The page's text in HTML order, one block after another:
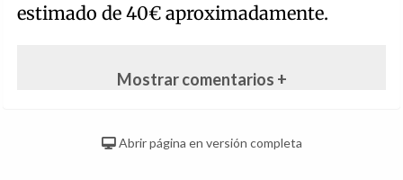
estimado de 40€ aproximadamente.
Mostrar comentarios +
Abrir página en versión completa